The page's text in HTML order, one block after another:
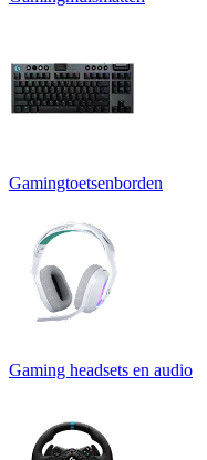
Gamingtoetsenborden
Gaming headsets en audio